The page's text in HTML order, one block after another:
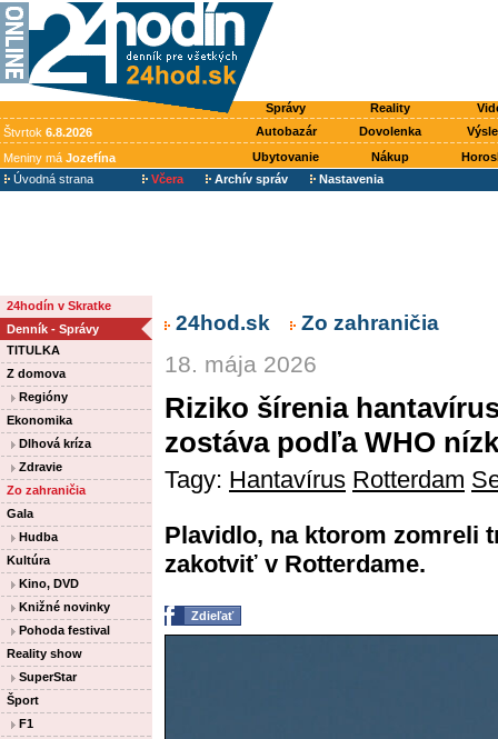
Správy Reality
Štvrtok 6.8.2026 Autobazár Dovolenka
Meniny má Jozefína Ubytovanie Nákup
Úvodná strana
Včera Archív správ Nastavenia
24hodín v Skratke
Denník - Správy
TITULKA
Z domova
Regióny
Ekonomika
Dlhová kríza
Zdravie
Zo zahraničia
Gala
Hudba
Kultúra
Kino, DVD
Knižné novinky
Pohoda festival
Reality show
SuperStar
Šport
F1
24hod.sk Zo zahraničia
18. mája 2026
Riziko šírenia
zostáva podľa WHO
Tagy: Hantavírus Rotterdam
Plavidlo, na ktorom zomreli
zakotviť v Rotterdame.
Zdieľať